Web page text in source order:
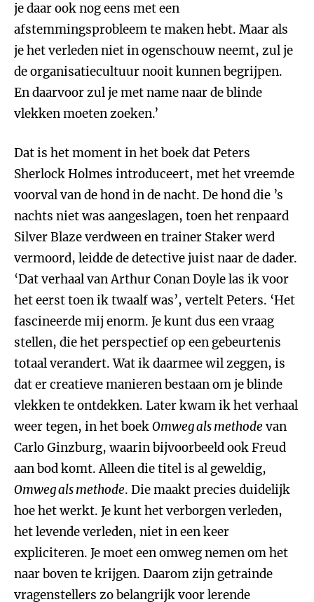
je daar ook nog eens met een
afstemmingsprobleem te maken hebt. Maar als
je het verleden niet in ogenschouw neemt, zul je
de organisatiecultuur nooit kunnen begrijpen.
En daarvoor zul je met name naar de blinde
vlekken moeten zoeken.’
Dat is het moment in het boek dat Peters
Sherlock Holmes introduceert, met het vreemde
voorval van de hond in de nacht. De hond die ’s
nachts niet was aangeslagen, toen het renpaard
Silver Blaze verdween en trainer Staker werd
vermoord, leidde de detective juist naar de dader.
‘Dat verhaal van Arthur Conan Doyle las ik voor
het eerst toen ik twaalf was’, vertelt Peters. ‘Het
fascineerde mij enorm. Je kunt dus een vraag
stellen, die het perspectief op een gebeurtenis
totaal verandert. Wat ik daarmee wil zeggen, is
dat er creatieve manieren bestaan om je blinde
vlekken te ontdekken. Later kwam ik het verhaal
weer tegen, in het boekOmweg als methode van
Carlo Ginzburg, waarin bijvoorbeeld ook Freud
aan bod komt. Alleen die titel is al geweldig,
Omweg als methode. Die maakt precies duidelijk
hoe het werkt. Je kunt het verborgen verleden,
het levende verleden, niet in een keer
expliciteren. Je moet een omweg nemen om het
naar boven te krijgen. Daarom zijn getrainde
vragenstellers zo belangrijk voor lerende